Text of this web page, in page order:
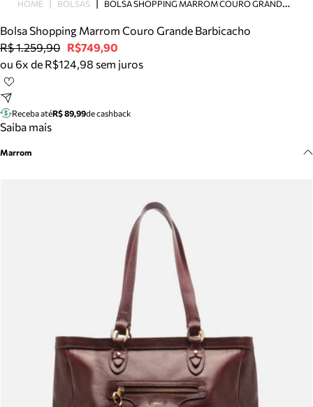
Tamanco
Tênis
Mule
Tire dúvidas sobre pedidos, devoluções e mais.
HOME BOLSAS
Bolsa Shopping Marrom Couro Grande Barbicacho
R$ 1.259,90 R$749,90
ou 6x de R$124,98 sem juros
Receba atéR$ 89,99de cashback
Saiba mais
Marrom